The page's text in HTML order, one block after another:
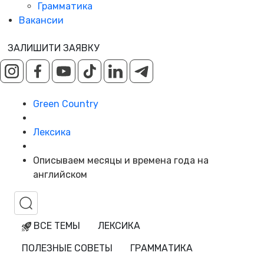
Грамматика
Вакансии
ЗАЛИШИТИ ЗАЯВКУ
Green Country
Лексика
Описываем месяцы и времена года на
английском
ВСЕ ТЕМЫ
ЛЕКСИКА
ПОЛЕЗНЫЕ СОВЕТЫ
ГРАММАТИКА